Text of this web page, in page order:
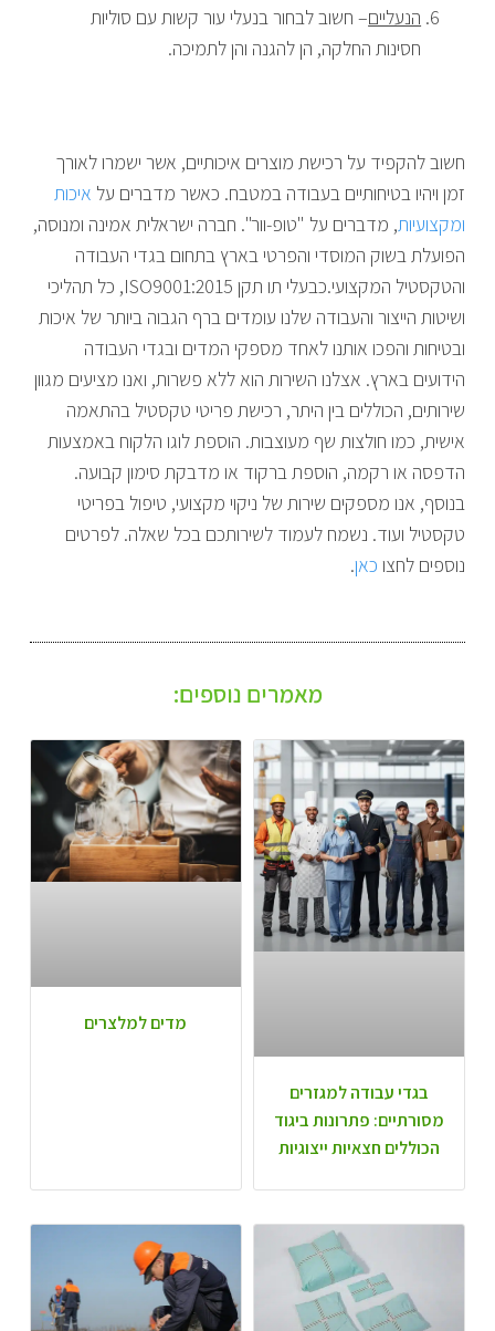
הנעליים– חשוב לבחור בנעלי עור קשות עם סוליות
חסינות החלקה, הן להגנה והן לתמיכה.
חשוב להקפיד על רכישת מוצרים איכותיים, אשר ישמרו לאורך
זמן ויהיו בטיחותיים בעבודה במטבח. כאשר מדברים על איכות
ומקצועיות, מדברים על "טופ-וור". חברה ישראלית אמינה ומנוסה,
הפועלת בשוק המוסדי והפרטי בארץ בתחום בגדי העבודה
והטקסטיל המקצועי.כבעלי תו תקן ISO9001:2015, כל תהליכי
ושיטות הייצור והעבודה שלנו עומדים ברף הגבוה ביותר של איכות
ובטיחות והפכו אותנו לאחד מספקי המדים ובגדי העבודה
הידועים בארץ. אצלנו השירות הוא ללא פשרות, ואנו מציעים מגוון
שירותים, הכוללים בין היתר, רכישת פריטי טקסטיל בהתאמה
אישית, כמו חולצות שף מעוצבות. הוספת לוגו הלקוח באמצעות
הדפסה או רקמה, הוספת ברקוד או מדבקת סימון קבועה.
בנוסף, אנו מספקים שירות של ניקוי מקצועי, טיפול בפריטי
טקסטיל ועוד. נשמח לעמוד לשירותכם בכל שאלה. לפרטים
נוספים לחצו כאן.
מאמרים נוספים:
בגדי עבודה למגזרים
מסורתיים: פתרונות ביגוד
הכוללים חצאיות ייצוגיות
מדים למלצרים